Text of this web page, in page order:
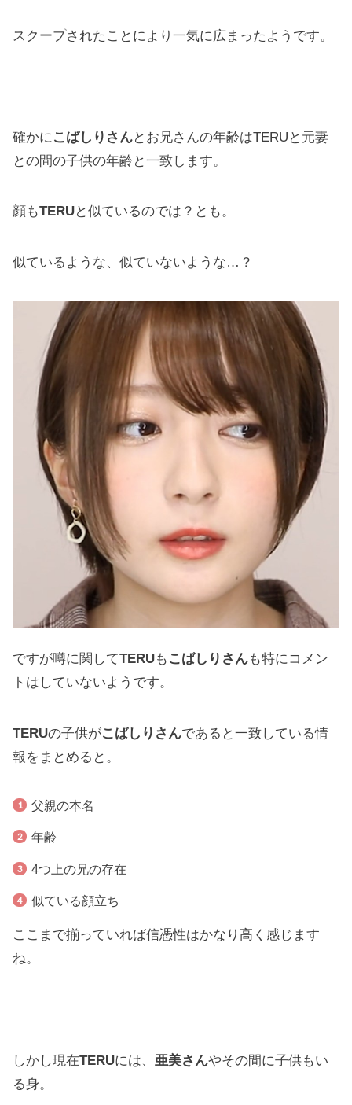
スクープされたことにより一気に広まったようです。
確かに こばしりさんとお兄さんの年齢はTERUと元妻
との間の子供の年齢と一致します。
顔もTERUと似ているのでは？とも。
似ているような、似ていないような…？
ですが噂に関してTERUも こばしりさんも特にコメン
トはしていないようです。
TERUの子供がこばしりさんであると一致している情
報をまとめると。
父親の本名
年齢
4つ上の兄の存在
似ている顔立ち
ここまで揃っていれば信憑性はかなり高く感じます
ね。
しかし現在TERUには、 亜美さんやその間に子供もい
る身。